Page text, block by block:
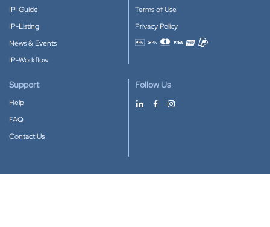
IP-Guide
IP-Listing
News & Events
IP-Workflow
Terms of Use
Privacy Policy
Accepted payment methods
Support
Help
FAQ
Contact Us
Follow Us